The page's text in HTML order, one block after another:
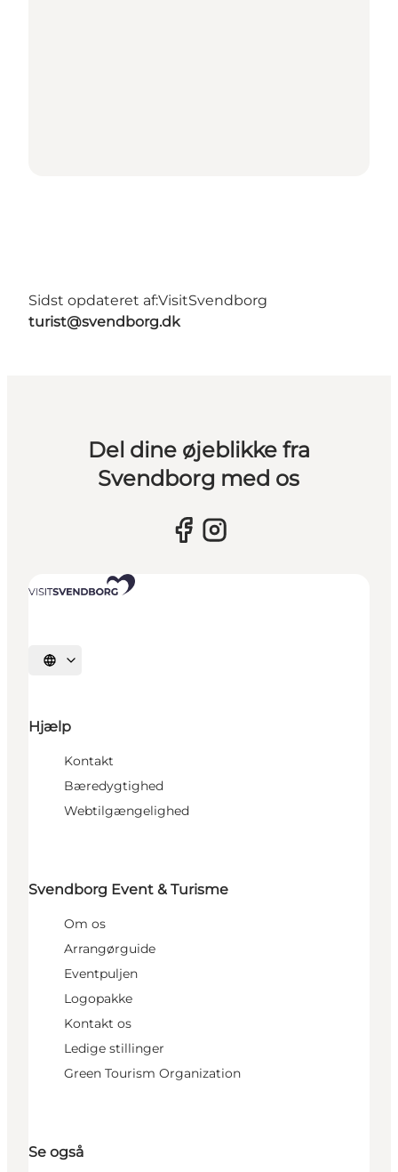
Sidst opdateret af:VisitSvendborg
turist@svendborg.dk
Del dine øjeblikke fra
Svendborg med os
Vælg sprog
Hjælp
Kontakt
Bæredygtighed
Webtilgængelighed
Svendborg Event & Turisme
Om os
Arrangørguide
Eventpuljen
Logopakke
Kontakt os
Ledige stillinger
Green Tourism Organization
Se også